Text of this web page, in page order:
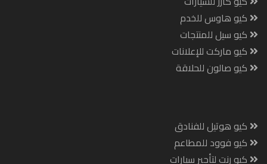
كيو هاوس للخدم
كيو سيل للمنتجات
كيو ماركت للإعلانات
كيو صالون للحلاقة
كيو هوتيل للفنادق
كيو فوود للمطاعم
كيو رنت لتأجير سيارات